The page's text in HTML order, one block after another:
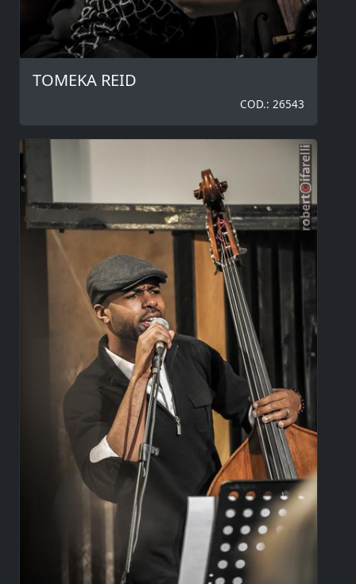
TOMEKA REID
COD.: 26543